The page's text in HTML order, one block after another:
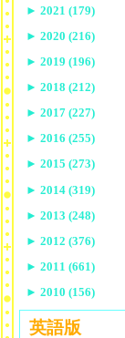
► 2021 (179)
► 2020 (216)
► 2019 (196)
► 2018 (212)
► 2017 (227)
► 2016 (255)
► 2015 (273)
► 2014 (319)
► 2013 (248)
► 2012 (376)
► 2011 (661)
► 2010 (156)
英語版